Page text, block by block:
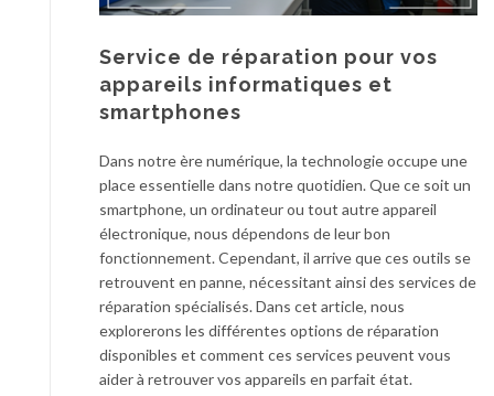
Service de réparation pour vos
appareils informatiques et
smartphones
Dans notre ère numérique, la technologie occupe une
place essentielle dans notre quotidien. Que ce soit un
smartphone, un ordinateur ou tout autre appareil
électronique, nous dépendons de leur bon
fonctionnement. Cependant, il arrive que ces outils se
retrouvent en panne, nécessitant ainsi des services de
réparation spécialisés. Dans cet article, nous
explorerons les différentes options de réparation
disponibles et comment ces services peuvent vous
aider à retrouver vos appareils en parfait état.